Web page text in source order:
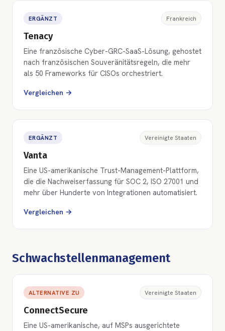
ERGÄNZT Frankreich
Tenacy
Eine französische Cyber-GRC-SaaS-Lösung, gehostet
nach französischen Souveränitätsregeln, die mehr
als 50 Frameworks für CISOs orchestriert.
Vergleichen →
ERGÄNZT Vereinigte Staaten
Vanta
Eine US-amerikanische Trust-Management-Plattform,
die die Nachweiserfassung für SOC 2, ISO 27001 und
mehr über Hunderte von Integrationen automatisiert.
Vergleichen →
Schwachstellenmanagement
ALTERNATIVE ZU Vereinigte Staaten
ConnectSecure
Eine US-amerikanische, auf MSPs ausgerichtete